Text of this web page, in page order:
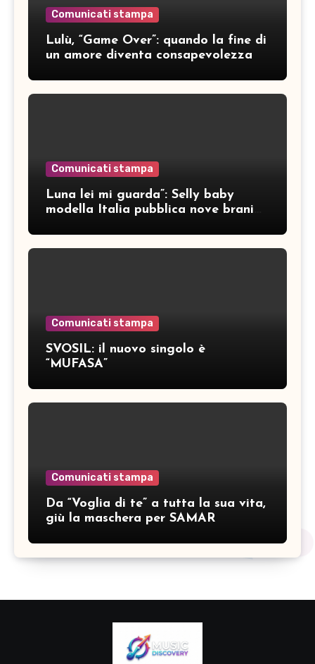
Comunicati stampa
Lulù, “Game Over”: quando la fine di
un amore diventa consapevolezza
Comunicati stampa
Luna lei mi guarda”: Selly baby
modella Italia pubblica nove brani
Comunicati stampa
SVOSIL: il nuovo singolo è
“MUFASA”
Comunicati stampa
Da “Voglia di te” a tutta la sua vita,
giù la maschera per SAMAR